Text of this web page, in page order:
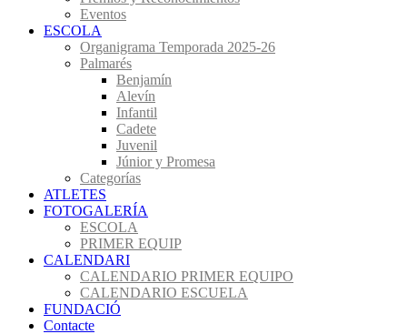
Eventos
ESCOLA
Organigrama Temporada 2025-26
Palmarés
Benjamín
Alevín
Infantil
Cadete
Juvenil
Júnior y Promesa
Categorías
ATLETES
FOTOGALERÍA
ESCOLA
PRIMER EQUIP
CALENDARI
CALENDARIO PRIMER EQUIPO
CALENDARIO ESCUELA
FUNDACIÓ
Contacte